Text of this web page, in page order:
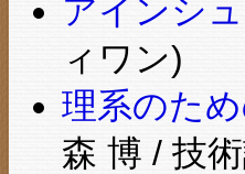
アインシ
ィワン)
理系のた
森 博 / 技